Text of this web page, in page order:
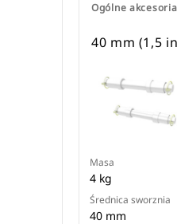
Ogólne akcesoria
40 mm (1,5
Masa
4 kg
Średnica sworznia
40 mm